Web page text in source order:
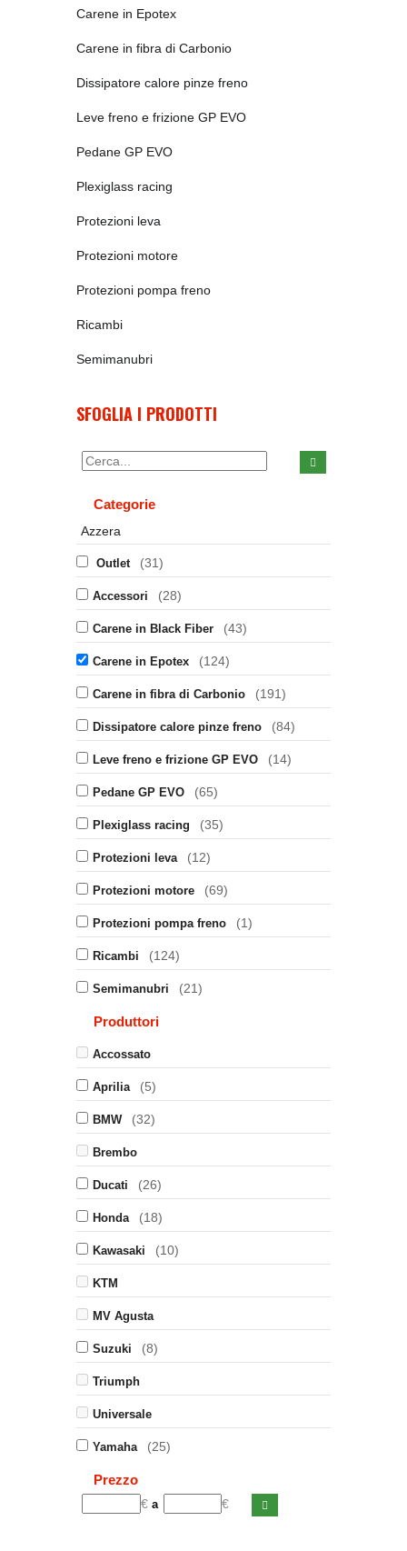
Carene in Epotex
Carene in fibra di Carbonio
Dissipatore calore pinze freno
Leve freno e frizione GP EVO
Pedane GP EVO
Plexiglass racing
Protezioni leva
Protezioni motore
Protezioni pompa freno
Ricambi
Semimanubri
SFOGLIA I PRODOTTI
Categorie
Azzera
Outlet (31)
Accessori (28)
Carene in Black Fiber (43)
Carene in Epotex (124)
Carene in fibra di Carbonio (191)
Dissipatore calore pinze freno (84)
Leve freno e frizione GP EVO (14)
Pedane GP EVO (65)
Plexiglass racing (35)
Protezioni leva (12)
Protezioni motore (69)
Protezioni pompa freno (1)
Ricambi (124)
Semimanubri (21)
Produttori
Accossato
Aprilia (5)
BMW (32)
Brembo
Ducati (26)
Honda (18)
Kawasaki (10)
KTM
MV Agusta
Suzuki (8)
Triumph
Universale
Yamaha (25)
Prezzo
€ a €